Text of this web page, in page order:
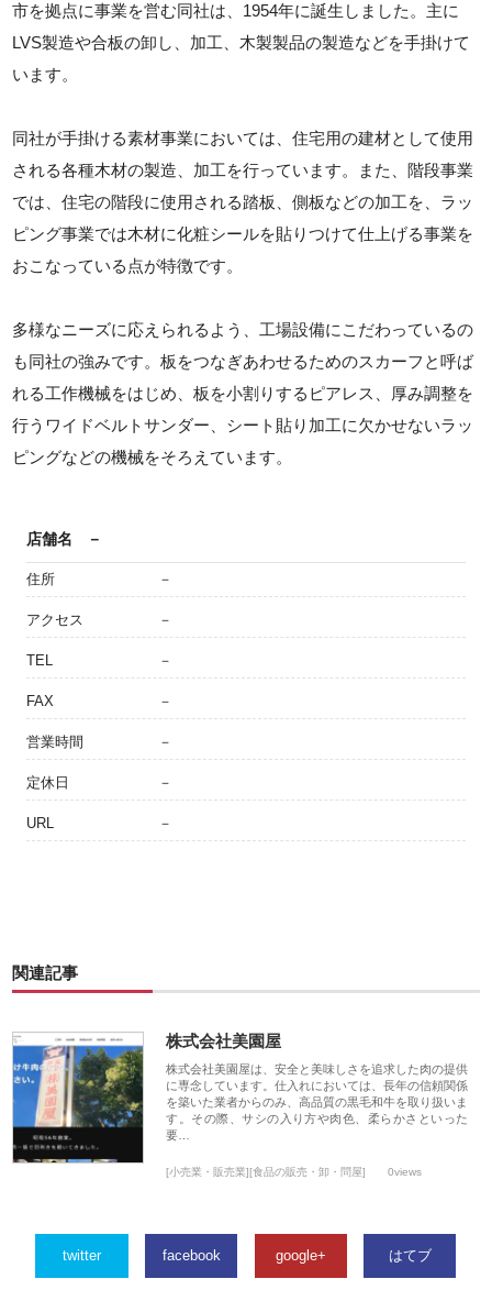
市を拠点に事業を営む同社は、1954年に誕生しました。主に
LVS製造や合板の卸し、加工、木製製品の製造などを手掛けて
います。
同社が手掛ける素材事業においては、住宅用の建材として使用
される各種木材の製造、加工を行っています。また、階段事業
では、住宅の階段に使用される踏板、側板などの加工を、ラッ
ピング事業では木材に化粧シールを貼りつけて仕上げる事業を
おこなっている点が特徴です。
多様なニーズに応えられるよう、工場設備にこだわっているの
も同社の強みです。板をつなぎあわせるためのスカーフと呼ば
れる工作機械をはじめ、板を小割りするピアレス、厚み調整を
行うワイドベルトサンダー、シート貼り加工に欠かせないラッ
ピングなどの機械をそろえています。
店舗名 －
住所 －
アクセス －
TEL －
FAX －
営業時間 －
定休日 －
URL －
関連記事
株式会社美園屋
株式会社美園屋は、安全と美味しさを追求した肉の提供
に専念しています。仕入れにおいては、長年の信頼関係
を築いた業者からのみ、高品質の黒毛和牛を取り扱いま
す。その際、サシの入り方や肉色、柔らかさといった
要…
[小売業・販売業][食品の販売・卸・問屋] 0views
twitter facebook google+ はてブ